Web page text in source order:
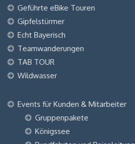
Geführte eBike Touren
Gipfelstürmer
Echt Bayerisch
Teamwanderungen
TAB TOUR
Wildwasser
Events für Kunden & Mitarbeiter
Gruppenpakete
Königssee